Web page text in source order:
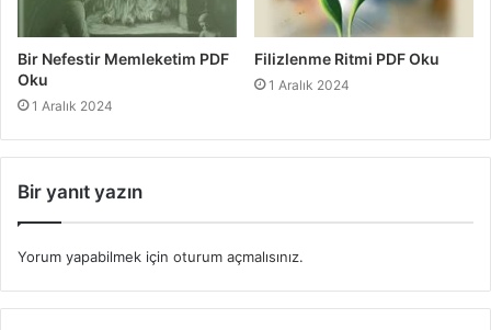
Bir Nefestir Memleketim PDF
Oku
1 Aralık 2024
Filizlenme Ritmi PDF Oku
1 Aralık 2024
Bir yanıt yazın
Yorum yapabilmek için oturum açmalısınız.